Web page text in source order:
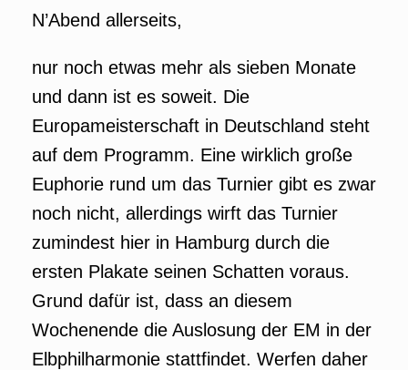
N’Abend allerseits,
nur noch etwas mehr als sieben Monate
und dann ist es soweit. Die
Europameisterschaft in Deutschland steht
auf dem Programm. Eine wirklich große
Euphorie rund um das Turnier gibt es zwar
noch nicht, allerdings wirft das Turnier
zumindest hier in Hamburg durch die
ersten Plakate seinen Schatten voraus.
Grund dafür ist, dass an diesem
Wochenende die Auslosung der EM in der
Elbphilharmonie stattfindet. Werfen daher